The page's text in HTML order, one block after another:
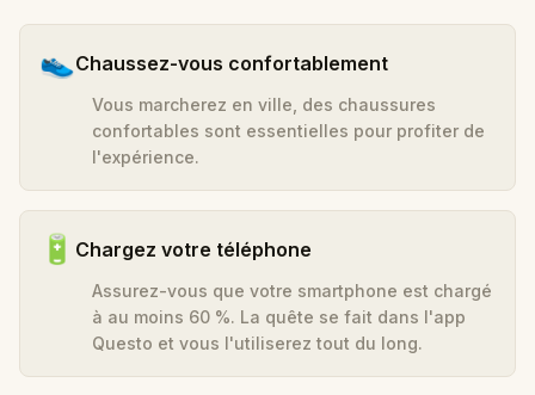
👟Chaussez-vous confortablement
Vous marcherez en ville, des chaussures
confortables sont essentielles pour profiter de
l'expérience.
🔋 Chargez votre téléphone
Assurez-vous que votre smartphone est chargé
à au moins 60 %. La quête se fait dans l'app
Questo et vous l'utiliserez tout du long.